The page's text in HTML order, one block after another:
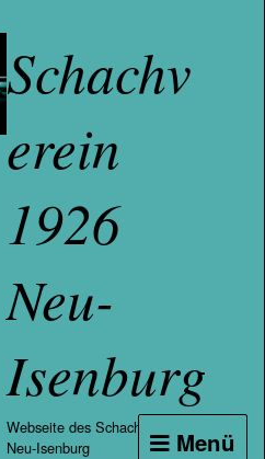
Schachv
erein
1926
Neu-
Isenburg
Webseite des Schachvereins
Neu-Isenburg
Menü